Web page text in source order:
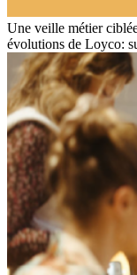
Une veille métier
évolutions de Loyco: